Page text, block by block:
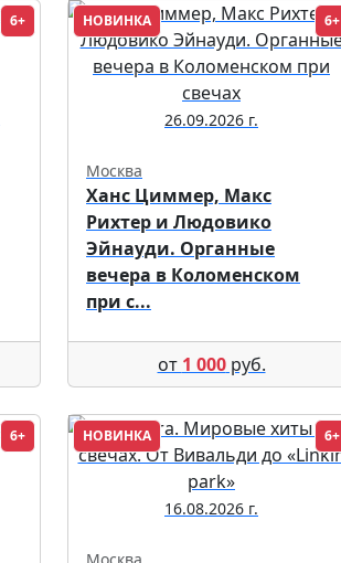
6+ НОВИНКА 6+
26.09.2026 г.
Москва
Ханс Циммер, Макс
Рихтер и Людовико
Эйнауди. Органные
вечера в Коломенском
при с...
от 1 000руб.
6+ НОВИНКА 6+
16.08.2026 г.